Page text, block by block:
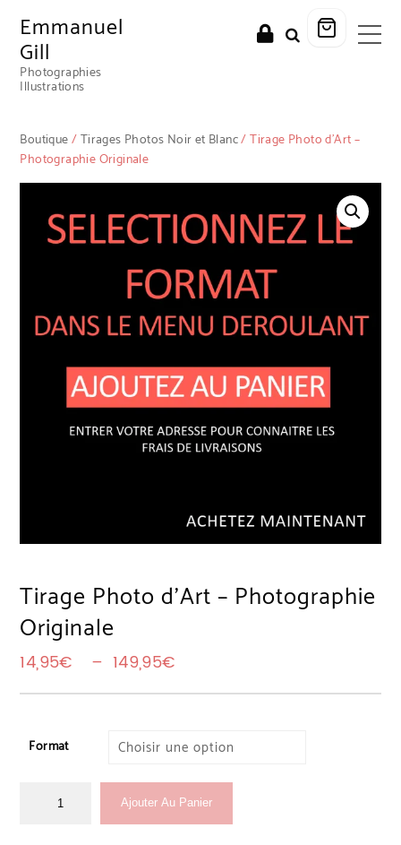
Emmanuel
Gill
Photographies
Illustrations
Boutique/Tirages Photos Noir et Blanc/ Tirage Photo d’Art –
Photographie Originale
Tirage Photo d’Art – Photographie
Originale
14,95€ – 149,95€
Format
Ajouter Au Panier